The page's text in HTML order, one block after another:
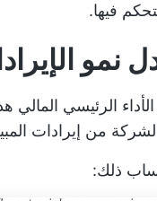
فيها.
الرئيسي المالي
من إيرادات
ذلك: